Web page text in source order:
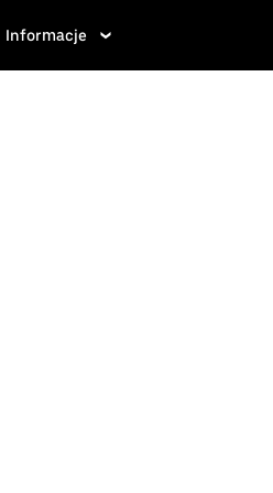
Informacje